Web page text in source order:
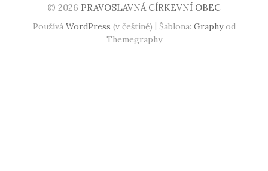
© 2026 PRAVOSLAVNÁ CÍRKEVNÍ OBEC
Používá WordPress (v češtině) | Šablona: Graphyod
Themegraphy